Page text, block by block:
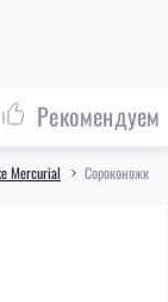
Mercurial Сороконожки
Рекомендуем